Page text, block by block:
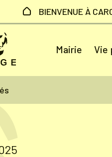
BIENVENUE À
Mairie Vie